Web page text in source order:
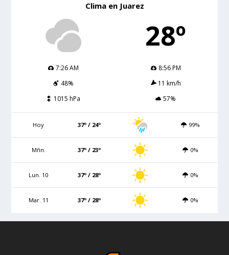
Clima en Juarez
28º
7:26 AM
8:56 PM
48%
11 km/h
1015 hPa
57%
Hoy 37º / 24º 99%
Mñn. 37º / 23º 0%
Lun. 10 37º / 28º 0%
Mar. 11 37º / 28º 0%